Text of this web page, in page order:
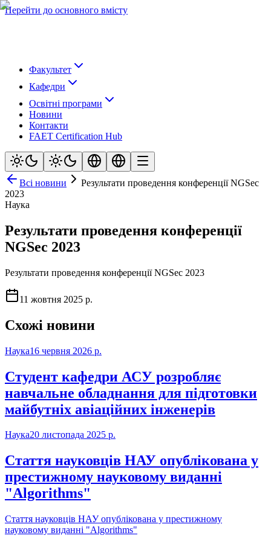
Перейти до основного вмісту
Факультет
Кафедри
Освітні програми
Новини
Контакти
FAET Certification Hub
Всі новини
Результати проведення конференції NGSec
2023
Наука
Результати проведення конференції
NGSec 2023
Результати проведення конференції NGSec 2023
11 жовтня 2025 р.
Схожі новини
Наука16 червня 2026 р.
Студент кафедри АСУ розробляє
навчальне обладнання для підготовки
майбутніх авіаційних інженерів
Наука20 листопада 2025 р.
Стаття науковців НАУ опублікована у
престижному науковому виданні
"Algorithms"
Стаття науковців НАУ опублікована у престижному
науковому виданні "Algorithms"